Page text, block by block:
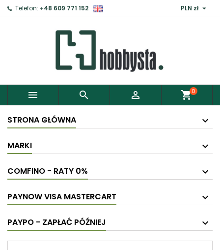
Telefon: +48 609 771 152 PLN zł 
   shopping_cart0
STRONA GŁÓWNA
MARKI
COMFINO - RATY 0%
PAYNOW VISA MASTERCART
PAYPO - ZAPŁAĆ PÓŹNIEJ